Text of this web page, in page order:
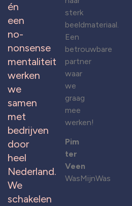
én
een
no-
nonsense
mentaliteit
werken
we
samen
met
bedrijven
door
heel
Nederland.
We
schakelen
sterk
beeldmateriaal.
Een
betrouwbare
partner
waar
we
graag
mee
werken!
Pim
ter
Veen
WasMijnWas